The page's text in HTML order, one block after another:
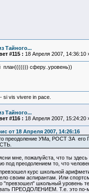
Тайного...
#115 : 18 Апреля 2007, 14:36:10
план))))))) сферу..уровень))
si vis vivere in pace.
Тайного...
#116 : 18 Апреля 2007, 15:24:20
от 18 Апреля 2007, 14:26:16
преодоление УМа, РОСТ ЗА его
мне, пожалуйста, что ты
под преодолением то, что
курс школьной
своим аспирантам. Или
"превзошел" школьный уровень
ПРЕОДОЛЕНИЕМ. Т.е. это по-